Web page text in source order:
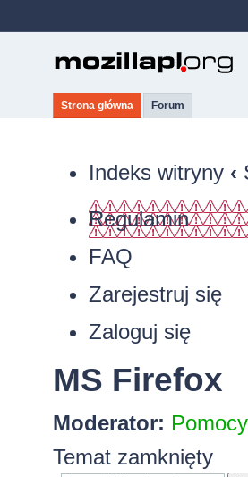
Strona główna Forum
Indeks witryny ‹
Regulamin
FAQ
Zarejestruj się
Zaloguj się
MS Firefox
Moderator:
Temat zamknięty